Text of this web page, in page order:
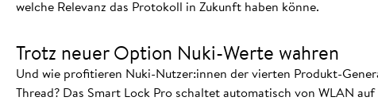
welche Relevanz das Protokoll in Zukunft haben könne.
Trotz neuer Option Nuki-Werte wahren
Und wie profitieren Nuki-Nutzer:innen der vierten Produkt-
Thread? Das Smart Lock Pro schaltet automatisch von WLAN